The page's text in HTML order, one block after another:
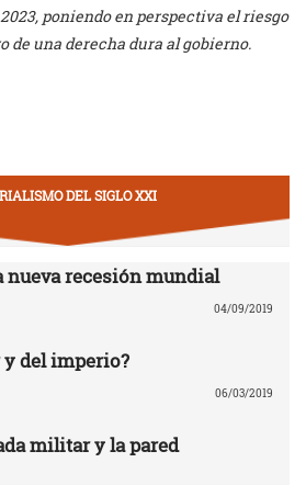
poniendo en perspectiva el riesgo
de una derecha dura al gobierno.
DEL SIGLO XXI
nueva recesión mundial
04/09/2019
y del imperio?
06/03/2019
militar y la pared